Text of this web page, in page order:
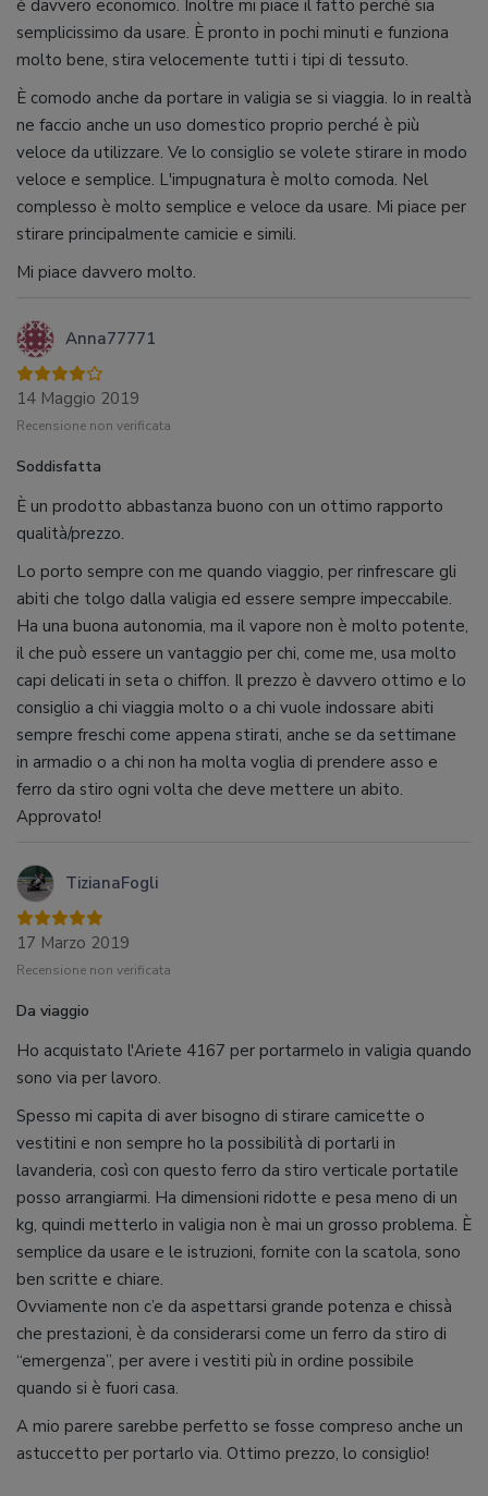
è davvero economico. Inoltre mi piace il fatto perché sia
semplicissimo da usare. È pronto in pochi minuti e funziona
molto bene, stira velocemente tutti i tipi di tessuto.
È comodo anche da portare in valigia se si viaggia. Io in realtà
ne faccio anche un uso domestico proprio perché è più
veloce da utilizzare. Ve lo consiglio se volete stirare in modo
veloce e semplice. L'impugnatura è molto comoda. Nel
complesso è molto semplice e veloce da usare. Mi piace per
stirare principalmente camicie e simili.
Mi piace davvero molto.
Anna77771
14 Maggio 2019
Recensione non verificata
Soddisfatta
È un prodotto abbastanza buono con un ottimo rapporto
qualità/prezzo.
Lo porto sempre con me quando viaggio, per rinfrescare gli
abiti che tolgo dalla valigia ed essere sempre impeccabile.
Ha una buona autonomia, ma il vapore non è molto potente,
il che può essere un vantaggio per chi, come me, usa molto
capi delicati in seta o chiffon. Il prezzo è davvero ottimo e lo
consiglio a chi viaggia molto o a chi vuole indossare abiti
sempre freschi come appena stirati, anche se da settimane
in armadio o a chi non ha molta voglia di prendere asso e
ferro da stiro ogni volta che deve mettere un abito.
Approvato!
TizianaFogli
17 Marzo 2019
Recensione non verificata
Da viaggio
Ho acquistato l'Ariete 4167 per portarmelo in valigia quando
sono via per lavoro.
Spesso mi capita di aver bisogno di stirare camicette o
vestitini e non sempre ho la possibilità di portarli in
lavanderia, così con questo ferro da stiro verticale portatile
posso arrangiarmi. Ha dimensioni ridotte e pesa meno di un
kg, quindi metterlo in valigia non è mai un grosso problema. È
semplice da usare e le istruzioni, fornite con la scatola, sono
ben scritte e chiare.
Ovviamente non c’e da aspettarsi grande potenza e chissà
che prestazioni, è da considerarsi come un ferro da stiro di
“emergenza”, per avere i vestiti più in ordine possibile
quando si è fuori casa.
A mio parere sarebbe perfetto se fosse compreso anche un
astuccetto per portarlo via. Ottimo prezzo, lo consiglio!